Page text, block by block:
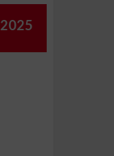
2025